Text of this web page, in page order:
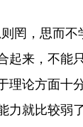
罔，思而不
起来，不能
理论方面十
力就比较弱